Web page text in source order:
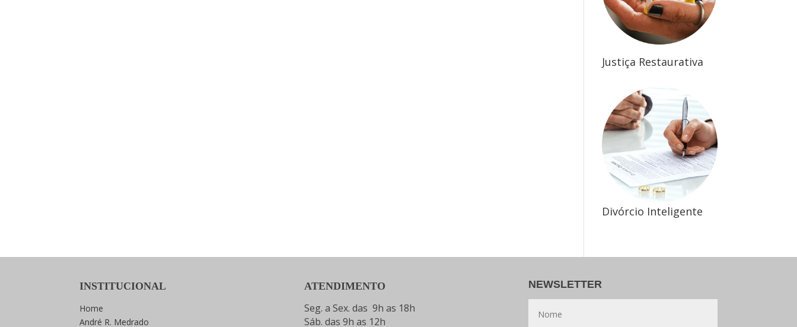
Justiça Restaurativa
Divórcio Inteligente
INSTITUCIONAL
Home
André R. Medrado
ATENDIMENTO
Seg. a Sex. das 9h as 18h
Sáb. das 9h as 12h
NEWSLETTER